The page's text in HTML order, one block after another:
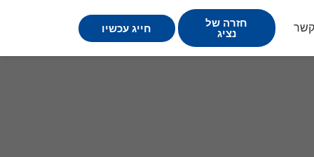
קשר
חזרה של
נציג
חייג עכשיו